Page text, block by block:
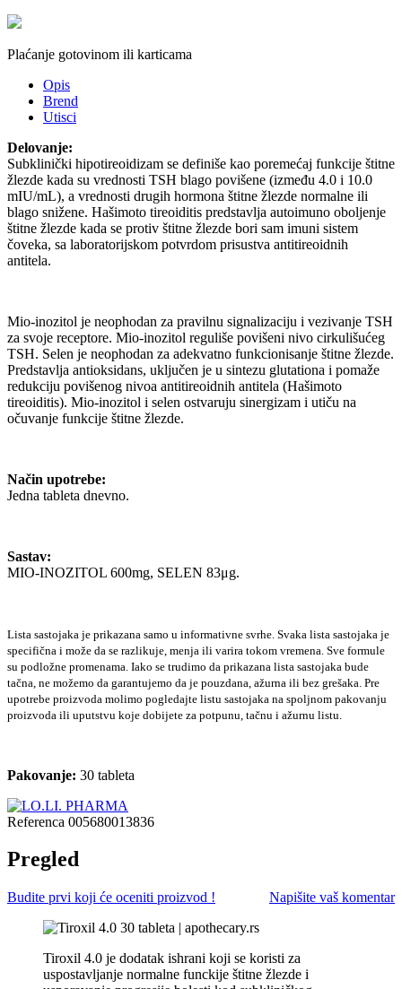
Plaćanje gotovinom ili karticama
Opis
Brend
Utisci
Delovanje:
Subklinički hipotireoidizam se definiše kao poremećaj funkcije štitne
žlezde kada su vrednosti TSH blago povišene (između 4.0 i 10.0
mIU/mL), a vrednosti drugih hormona štitne žlezde normalne ili
blago snižene. Hašimoto tireoiditis predstavlja autoimuno oboljenje
štitne žlezde kada se protiv štitne žlezde bori sam imuni sistem
čoveka, sa laboratorijskom potvrdom prisustva antitireoidnih
antitela.
Mio-inozitol je neophodan za pravilnu signalizaciju i vezivanje TSH
za svoje receptore. Mio-inozitol reguliše povišeni nivo cirkulišućeg
TSH. Selen je neophodan za adekvatno funkcionisanje štitne žlezde.
Predstavlja antioksidans, uključen je u sintezu glutationa i pomaže
redukciju povišenog nivoa antitireoidnih antitela (Hašimoto
tireoiditis). Mio-inozitol i selen ostvaruju sinergizam i utiču na
očuvanje funkcije štitne žlezde.
Način upotrebe:
Jedna tableta dnevno.
Sastav:
MIO-INOZITOL 600mg, SELEN 83μg.
Lista sastojaka je prikazana samo u informativne svrhe. Svaka lista sastojaka je
specifična i može da se razlikuje, menja ili varira tokom vremena. Sve formule
su podložne promenama. Iako se trudimo da prikazana lista sastojaka bude
tačna, ne možemo da garantujemo da je pouzdana, ažurna ili bez grešaka. Pre
upotrebe proizvoda molimo pogledajte listu sastojaka na spoljnom pakovanju
proizvoda ili uputstvu koje dobijete za potpunu, tačnu i ažurnu listu.
Pakovanje: 30 tableta
Referenca 005680013836
Pregled
Napišite vaš komentar
Budite prvi koji će oceniti proizvod !
Tiroxil 4.0 je dodatak ishrani koji se koristi za
uspostavljanje normalne funckije štitne žlezde i